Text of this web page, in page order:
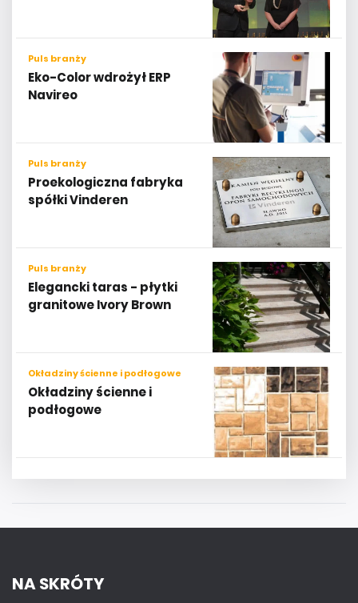
Puls branży
Eko-Color wdrożył ERP
Navireo
Puls branży
Proekologiczna fabryka
spółki Vinderen
Puls branży
Elegancki taras - płytki
granitowe Ivory Brown
Okładziny ścienne i podłogowe
Okładziny ścienne i
podłogowe
NA SKRÓTY